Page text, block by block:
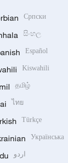
Српски
සිංහල
Español
Kiswahili
தமிழ்
ไทย
Türkçe
Українська
اردو